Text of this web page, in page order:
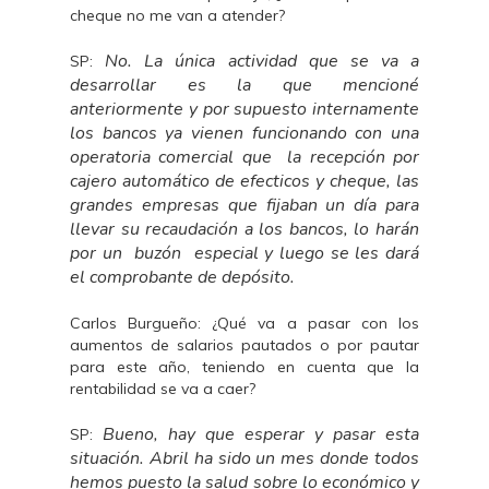
cheque no me van a atender?
SP: No. La única actividad que se va a
desarrollar es la que mencioné
anteriormente y por supuesto internamente
los bancos ya vienen funcionando con una
operatoria comercial que la recepción por
cajero automático de efecticos y cheque, las
grandes empresas que fijaban un día para
llevar su recaudación a los bancos, lo harán
por un buzón especial y luego se les dará
el comprobante de depósito.
Carlos Burgueño: ¿Qué va a pasar con los
aumentos de salarios pautados o por pautar
para este año, teniendo en cuenta que la
rentabilidad se va a caer?
SP: Bueno, hay que esperar y pasar esta
situación. Abril ha sido un mes donde todos
hemos puesto la salud sobre lo económico y